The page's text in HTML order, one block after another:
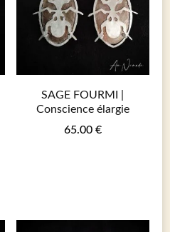
SAGE FOURMI |
Conscience élargie
65.00 €